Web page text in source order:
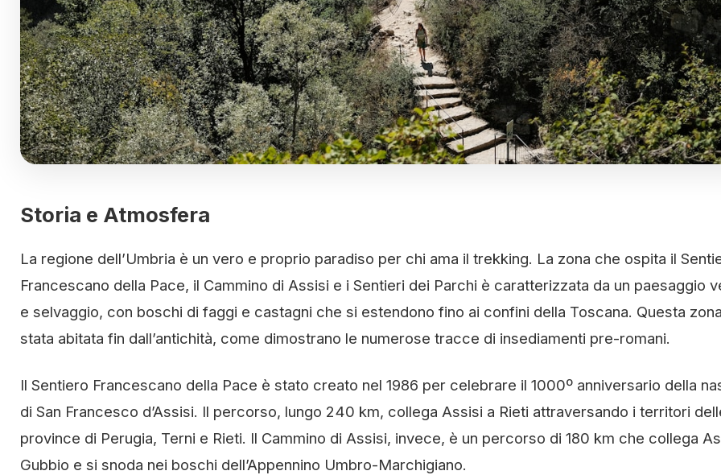
Storia e Atmosfera
La regione dell’Umbria è un vero e proprio paradiso per chi ama il trekking. La zona che ospita il
Francescano della Pace, il Cammino di Assisi e i Sentieri dei Parchi è caratterizzata da un paesaggio
e selvaggio, con boschi di faggi e castagni che si estendono fino ai confini della Toscana. Questa
stata abitata fin dall’antichità, come dimostrano le numerose tracce di insediamenti pre-romani.
Il Sentiero Francescano della Pace è stato creato nel 1986 per celebrare il 1000º anniversario della
di San Francesco d’Assisi. Il percorso, lungo 240 km, collega Assisi a Rieti attraversando i territori
province di Perugia, Terni e Rieti. Il Cammino di Assisi, invece, è un percorso di 180 km che collega
Gubbio e si snoda nei boschi dell’Appennino Umbro-Marchigiano.